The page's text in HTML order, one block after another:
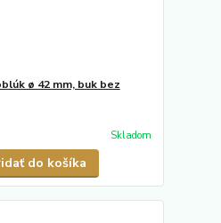
ø 42 mm, buk bez
Skladom
do košíka